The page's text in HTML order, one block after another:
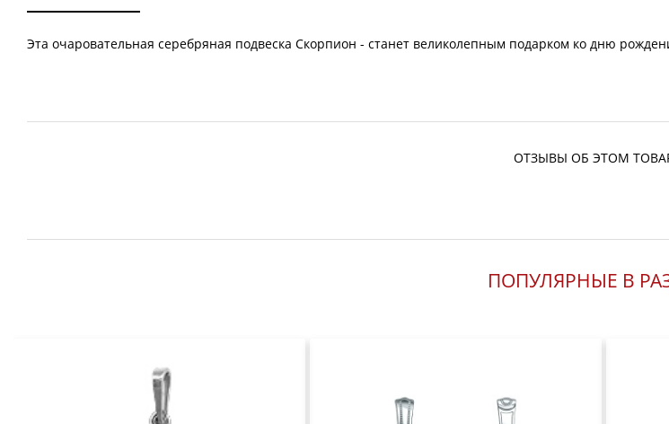
Эта очаровательная серебряная подвеска Скорпион - станет великолепным подарком ко дню
ОТЗЫВЫ ОБ ЭТОМ
ПОПУЛЯРНЫЕ В